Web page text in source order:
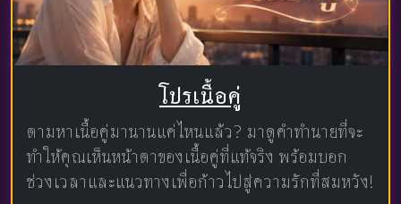
โปรเนื้อคู่
ตามหาเนื้อคู่มานานแค่ไหนแล้ว? มาดูคำทำนายที่จะ
ทำให้คุณเห็นหน้าตาของเนื้อคู่ที่แท้จริง พร้อมบอก
ช่วงเวลาและแนวทางเพื่อก้าวไปสู่ความรักที่สมหวัง!